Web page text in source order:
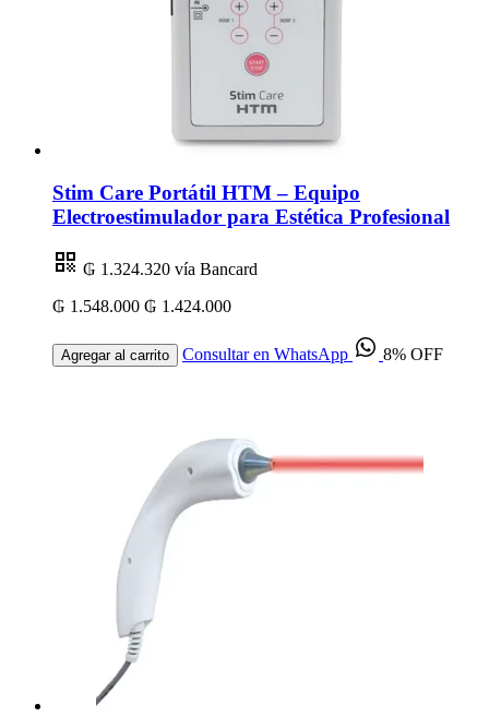
Stim Care Portátil HTM – Equipo
Electroestimulador para Estética Profesional
₲ 1.324.320 vía Bancard
₲ 1.548.000 ₲ 1.424.000
Agregar al carrito Consultar en WhatsApp 8% OFF